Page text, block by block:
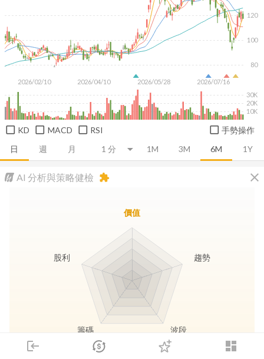
login dashboard
市場 登入
日 週 月 1M 3M 6M 1Y
2026/02/10 2026/04/10 2026/05/28 2026/07/16
80
100
120
10K
20K
30K
KD MACD RSI 手勢操作
AI 分析與策略健檢 close
extension
價值
趨勢
波段
籌碼
股利